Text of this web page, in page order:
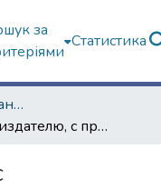
за
Статистика
9. Рідкісні та цінні видання
Письмо к издателю, с приложением писем Сковороды